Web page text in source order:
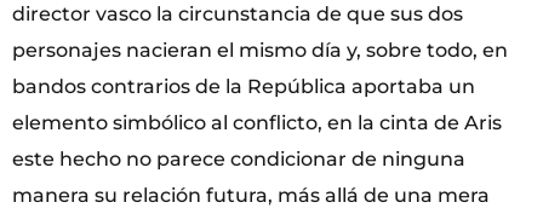
director vasco la circunstancia de que sus dos
personajes nacieran el mismo día y, sobre todo, en
bandos contrarios de la República aportaba un
elemento simbólico al conflicto, en la cinta de Aris
este hecho no parece condicionar de ninguna
manera su relación futura, más allá de una mera